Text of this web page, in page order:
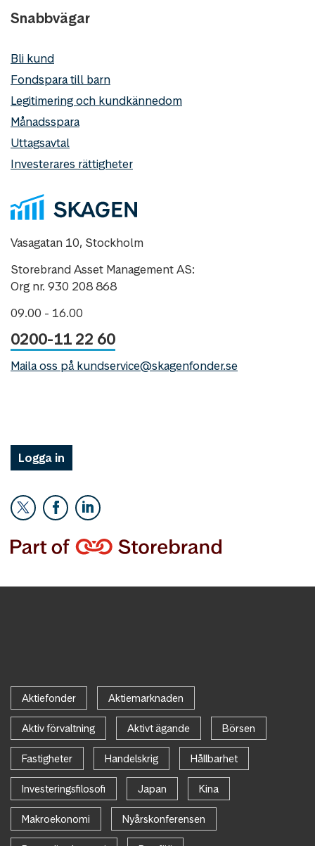
Snabbvägar
Bli kund
Fondspara till barn
Legitimering och kundkännedom
Månadsspara
Uttagsavtal
Investerares rättigheter
Vasagatan 10, Stockholm
Storebrand Asset Management AS:
Org nr. 930 208 868
09.00 - 16.00
0200-11 22 60
Maila oss på kundservice@skagenfonder.se
Logga in
Aktiefonder Aktiemarknaden
Aktiv förvaltning Aktivt ägande Börsen
Fastigheter Handelskrig Hållbarhet
Investeringsfilosofi Japan Kina
Makroekonomi Nyårskonferensen